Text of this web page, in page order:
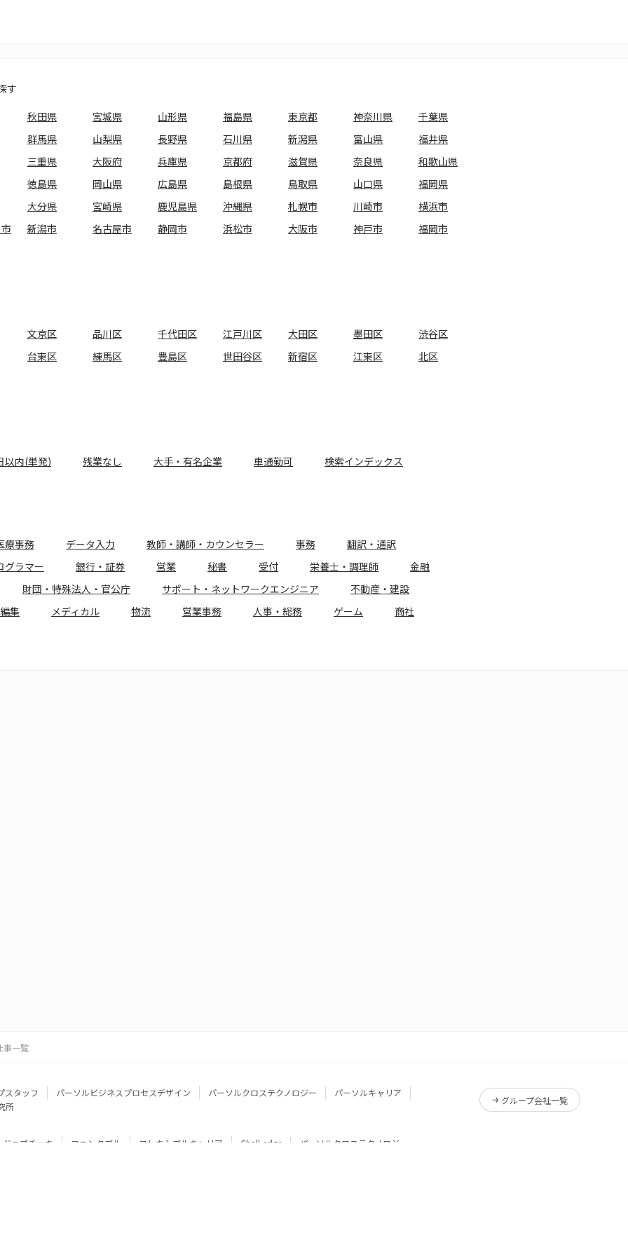
す
秋田県 宮城県 山形県 福島県 東京都 神奈川県
千葉県
群馬県 山梨県 長野県 石川県 新潟県 富山県
福井県
三重県 大阪府 兵庫県 京都府 滋賀県 奈良県
和歌山県
徳島県 岡山県 広島県 島根県 鳥取県 山口県
福岡県
大分県 宮崎県 鹿児島県 沖縄県 札幌市 川崎市
横浜市
新潟市 名古屋市 静岡市 浜松市 大阪市 神戸市
福岡市
文京区 品川区 千代田区 江戸川区 大田区 墨田区
渋谷区
台東区 練馬区 豊島区 世田谷区 新宿区 江東区
北区
以内(単発) 残業なし 大手・有名企業 車通勤可 検索インデックス
療事務 データ入力 教師・講師・カウンセラー 事務
翻訳・通訳
グラマー 銀行・証券 営業 秘書 受付 栄養士・調理師
金融
財団・特殊法人・官公庁 サポート・ネットワークエンジニア
不動産・建設
編集 メディカル 物流 営業事務 人事・総務 ゲーム
商社
事一覧
スタッフ パーソルビジネスプロセスデザイン パーソルクロステクノロジー
パーソルキャリア
所
グループ会社一覧
ジョブチェキ ファンタブル フレキシブルキャリア Chall-edge
パーソルクロステクノロジー